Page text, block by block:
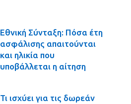
Εθνική Σύνταξη: Πόσα έτη
ασφάλισης απαιτούνται
και ηλικία που
υποβάλλεται η αίτηση
Τι ισχύει για τις δωρεάν